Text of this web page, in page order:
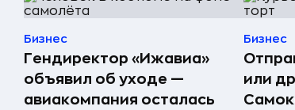
Бизнес
Гендиректор «Ижавиа»
объявил об уходе —
авиакомпания осталась
Бизнес
или